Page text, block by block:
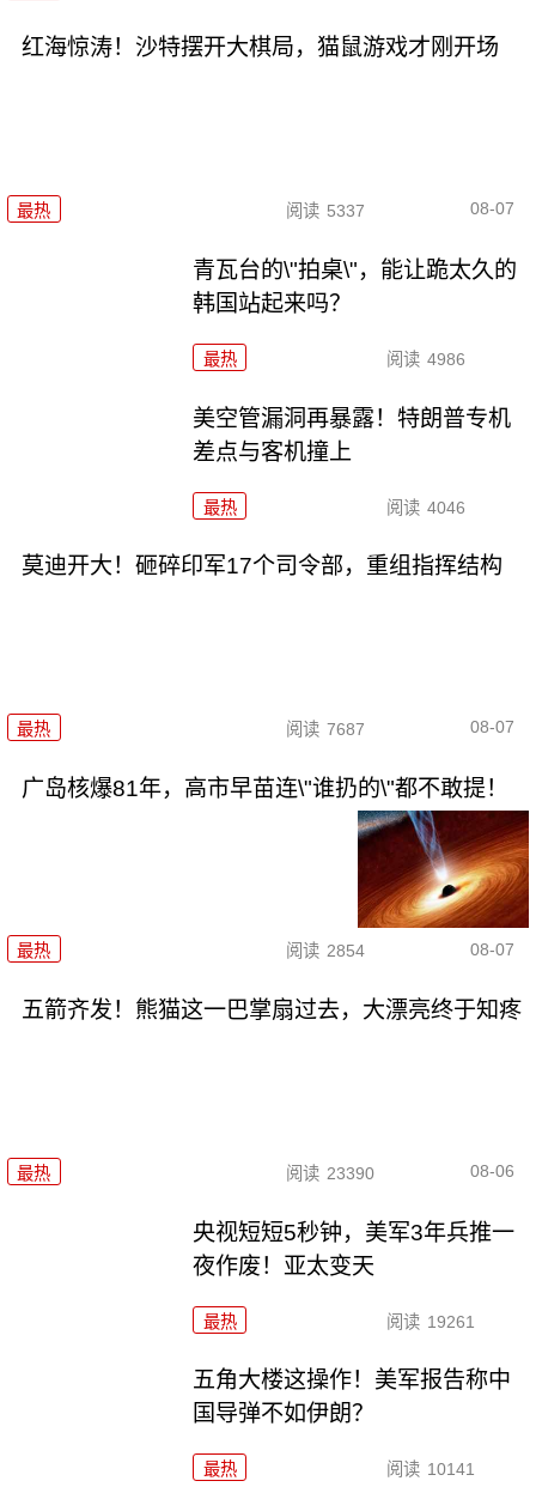
红海惊涛！沙特摆开大棋局，猫鼠游戏才刚开场
最热 阅读 5337 08-07
青瓦台的\"拍桌\"，能让跪太久的
韩国站起来吗？
最热 阅读 4986
美空管漏洞再暴露！特朗普专机
差点与客机撞上
最热 阅读 4046
莫迪开大！砸碎印军17个司令部，重组指挥结构
最热 阅读 7687 08-07
广岛核爆81年，高市早苗连\"谁扔的\"都不敢提！
最热 阅读 2854 08-07
五箭齐发！熊猫这一巴掌扇过去，大漂亮终于知疼
最热 阅读 23390 08-06
央视短短5秒钟，美军3年兵推一
夜作废！亚太变天
最热 阅读 19261
五角大楼这操作！美军报告称中
国导弹不如伊朗？
最热 阅读 10141